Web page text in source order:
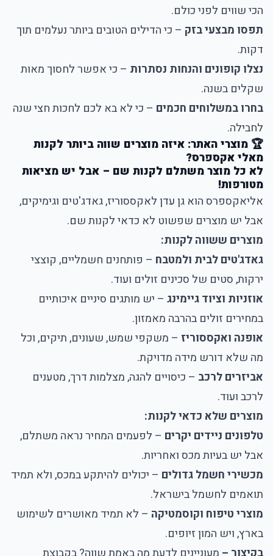
הכי שווים לפני כולם.
תפסו מבצעי בזק – כי הדילים הטובים ביותר נעלמים תוך
דקות.
נצלו קופונים והנחות נסתרות – כי אפשר לחסוך מאות
שקלים בשנה.
בחרו במשלוחים חכמים – כי לא בא לכם לחכות חצי שנה
לחבילה.
🏆 מוצרי האתר: איזה מוצרים שווה ביותר לקנות
מאלי אקספרס?
לא כל מוצר משתלם לקנות שם – אבל יש מציאות
מטורפות!
אליאקספרס הוא גן עדן לאקססוריז, גאדג'טים וגימיקים,
אבל יש מוצרים שפשוט לא כדאי לקנות שם.
מוצרים ששווה לקנות:
גאדג'טים לבית ולמטבח – פותחנים חשמליים, קוצצי
ירקות, סטים של סכינים זולים ועוד.
אוזניות וציוד גיימינג – יש מותגים סיניים איכותיים
במחירים זולים בהרבה מאמזון.
אופנה ואקססוריז – משקפי שמש, שעונים, תיקים, וכל
מה שלא דורש מידה מדויקת.
אביזרים לרכב – כיסויים להגה, מצלמות דרך, מטענים
לרכב ועוד.
מוצרים שלא כדאי לקנות:
טלפונים ניידים יקרים – לפעמים המחיר נראה משתלם,
אבל יש בעיות מכס ואחריות.
מכשירי חשמל גדולים – יכולים להיתקע במכס, ולא תמיד
תואמים לחשמל בישראל.
מוצרי טיפוח וקוסמטיקה – לא תמיד מאושרים לשימוש
בארץ, ויש המון זיופים.